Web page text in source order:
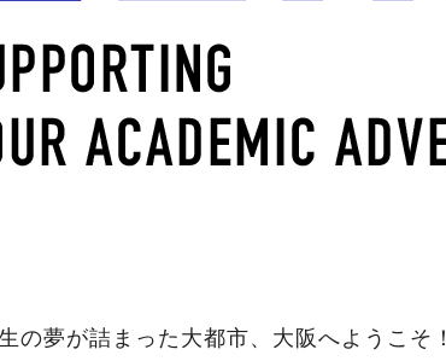
の夢が詰まった大都市、大阪へようこそ！